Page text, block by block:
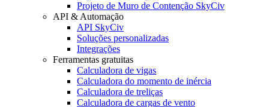
Projeto de Muro de Contenção SkyCiv
API & Automação
API SkyCiv
Soluções personalizadas
Integrações
Ferramentas gratuitas
Calculadora de vigas
Calculadora do momento de inércia
Calculadora de treliças
Calculadora de cargas de vento